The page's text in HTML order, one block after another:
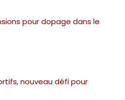
pour dopage dans le
nouveau défi pour